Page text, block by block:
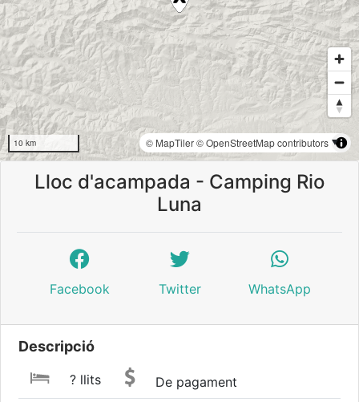
10 km © MapTiler© OpenStreetMap contributors
Lloc d'acampada - Camping Rio
Luna
Facebook Twitter WhatsApp
Descripció
? llits De pagament